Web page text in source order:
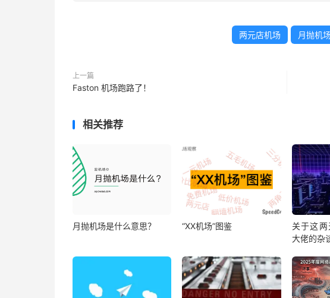
两元店机场 月抛机
上一篇
Faston 机场跑路了！
相关推荐
月抛机场是什么意思？ “XX机场”图鉴
关于这
大佬的杂